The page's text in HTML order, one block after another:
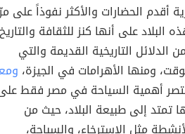
أقدم الحضارات والأكثر نفوذاً على
البلاد على أنها كنز للثقافة
التاريخية القديمة والتي
ومنها الأهرامات في الجيزة،
أهمية السياحة في مصر فقط
تمتد إلى طبيعة البلاد، حيث من
مثل الاسترخاء، والسباحة،